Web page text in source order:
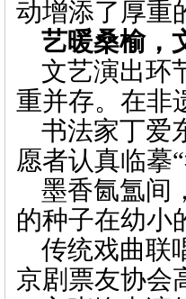
动增添了厚重
艺暖桑榆，
文艺演出环
重并存。在非
书法家丁爱
愿者认真临摹
墨香氤氲间
的种子在幼小
传统戏曲联
京剧票友协会